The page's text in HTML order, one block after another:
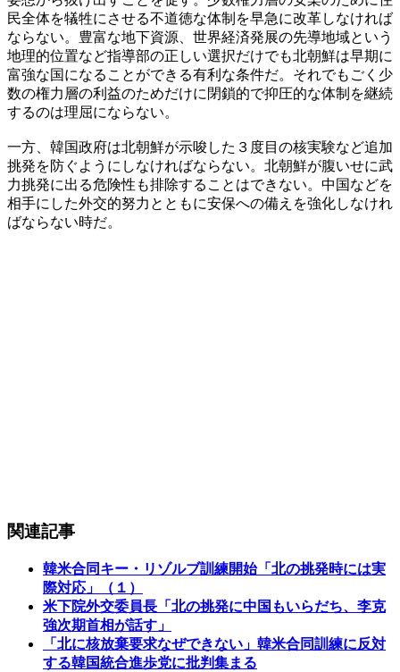
民全体を犠牲にさせる不道徳な体制を早急に改革しなければ
ならない。豊富な地下資源、世界経済発展の先導地域という
地理的位置など指導部の正しい選択だけでも北朝鮮は早期に
富強な国になることができる有利な条件だ。それでもごく少
数の権力層の利益のためだけに閉鎖的で抑圧的な体制を継続
するのは理屈にならない。
一方、韓国政府は北朝鮮が示唆した３度目の核実験など追加
挑発を防ぐようにしなければならない。北朝鮮が腹いせに武
力挑発に出る危険性も排除することはできない。中国などを
相手にした外交的努力とともに安保への備えを強化しなけれ
ばならない時だ。
関連記事
韓米合同キー・リゾルブ訓練開始「北の挑発時には実
際対応」（１）
米下院外交委員長「北の挑発に中国もいらだち、李克
強次期首相が話す」
「北に核放棄要求なぜできない」韓米合同訓練に反対
する韓国統合進歩党に批判集まる